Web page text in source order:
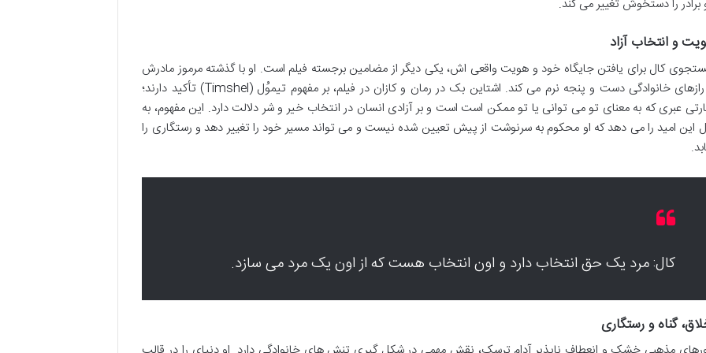
برادر را دستخوش تغییر می کند.
و انتخاب آزاد
کال برای یافتن جایگاه خود و هویت واقعی اش، یکی دیگر از مضامین برجسته فیلم است. او با گذشته مرموز مادرش
و رازهای خانوادگی دست و پنجه نرم می کند. اشتاین بک در رمان و کازان در فیلم، بر مفهوم تیموُل (Timshel) تأکید دارند؛
عبری که به معنای تو می توانی یا تو ممکن است است و بر آزادی انسان در انتخاب خیر و شر دلالت دارد. این مفهوم، به
این امید را می دهد که او محکوم به سرنوشت از پیش تعیین شده نیست و می تواند مسیر خود را تغییر دهد و رستگاری را
کال: مرد یک حق انتخاب دارد و اون انتخاب هست که از اون یک مرد می سازد.
گناه و رستگاری